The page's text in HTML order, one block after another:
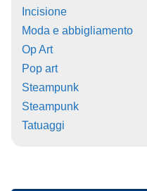
Incisione
Moda e abbigliamento
Op Art
Pop art
Steampunk
Steampunk
Tatuaggi